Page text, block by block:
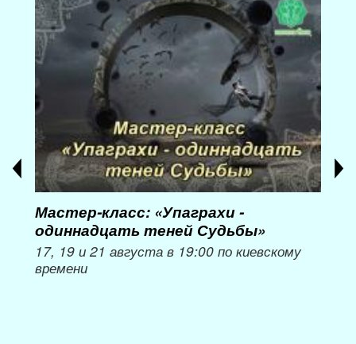
Мастер-класс: «Упаграхи -
одиннадцать теней Судьбы»
17, 19 и 21 августа в 19:00 по киевскому
времени